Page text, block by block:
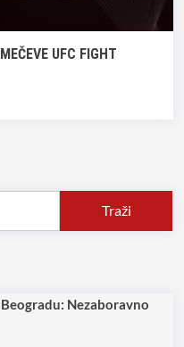
UFC FIGHT
Traži
Nezaboravno